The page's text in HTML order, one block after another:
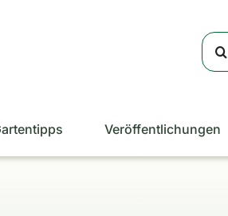
Suche
nach:
Veröffentlichungen